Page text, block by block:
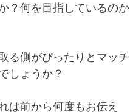
？何を目指しているのか
る側がぴったりとマッチ
しょうか？
は前から何度もお伝え